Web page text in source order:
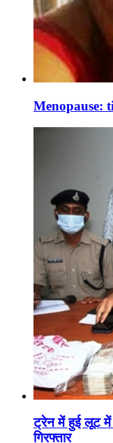
Menopause:
ट्रेन में हुई लूट
गिरफ्तार